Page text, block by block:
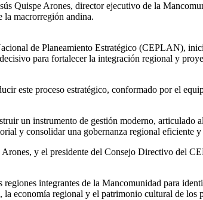
Quispe Arones, director ejecutivo de la
la macrorregión andina.
de Planeamiento Estratégico (CEPLAN),
para fortalecer la integración regional y
este proceso estratégico, conformado por el
un instrumento de gestión moderno,
y consolidar una gobernanza regional eficiente y
y el presidente del Consejo Directivo del
integrantes de la Mancomunidad para
economía regional y el patrimonio cultural de los